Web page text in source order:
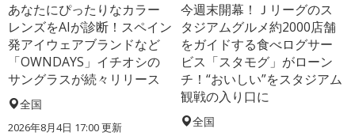
あなたにぴったりなカラー
レンズをAIが診断！スペイン
発アイウェアブランドなど
「OWNDAYS」イチオシの
サングラスが続々リリース
全国
2026年8月4日 17:00更新
今週末開幕！Ｊリーグのス
タジアムグルメ約2000店舗
をガイドする食べログサー
ビス「スタモグ」がローン
チ！“おいしい”をスタジアム
観戦の入り口に
全国